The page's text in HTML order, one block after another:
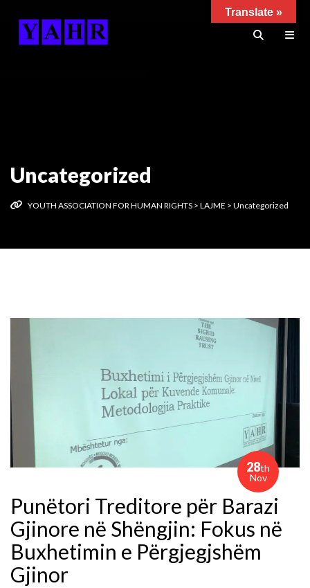
Uncategorized
YOUTH ASSOCIATION FOR HUMAN RIGHTS > LAJME > Uncategorized
28th
Nov
Punëtori Treditore për Barazi
Gjinore në Shëngjin: Fokus në
Buxhetimin e Përgjegjshëm
Gjinor
Translate »